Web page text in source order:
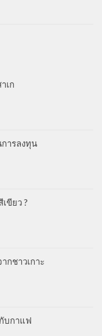
เก
การลงทุน
ขียว ?
กชาวเกาะ
บกาแฟ